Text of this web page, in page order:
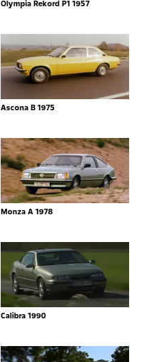
Olympia Rekord P1 1957
Ascona B 1975
Monza A 1978
Calibra 1990